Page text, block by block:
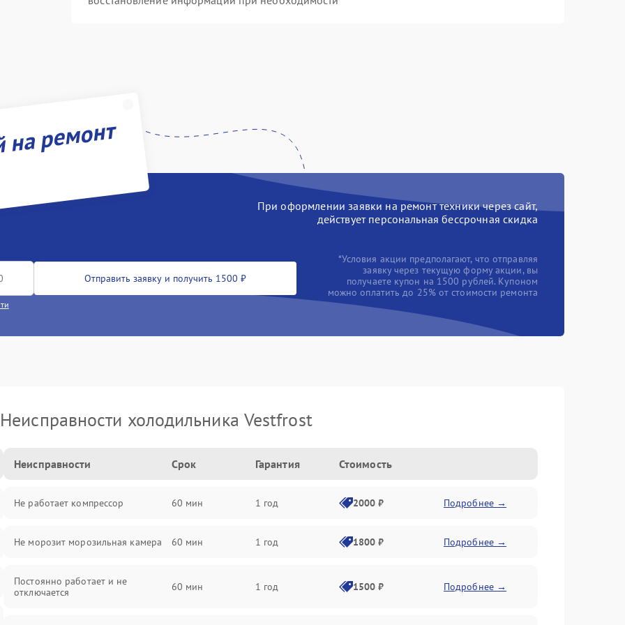
ремонт
При оформлении заявки на ремонт техники через сайт,
действует персональная бессрочная скидка
Отправить заявку и получить 1500 ₽
*Условия акции предполагают, что отправляя
заявку через текущую форму акции, вы
получаете купон на 1500 рублей. Купоном
можно оплатить до 25% от стоимости ремонта
Неисправности холодильника Vestfrost
Неисправности Срок Гарантия Стоимость
Не работает компрессор 60 мин 1 год 2000 ₽ Подробнее →
Не морозит морозильная камера 60 мин 1 год 1800 ₽ Подробнее →
Постоянно работает и не
отключается
60 мин 1 год 1500 ₽ Подробнее →